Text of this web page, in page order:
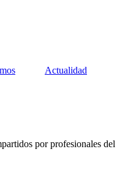
Actualidad
por profesionales